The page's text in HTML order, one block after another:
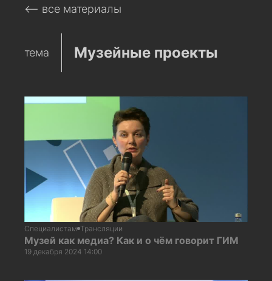
⟵ все материалы
тема Музейные проекты
Специалистам Трансляции
Музей как медиа? Как и о чём говорит ГИМ
19 декабря 2024 14:00